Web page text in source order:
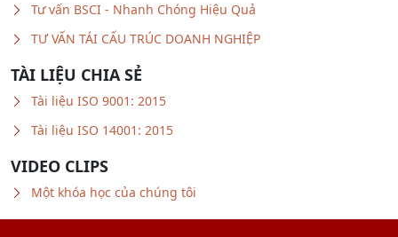
KHÓA HỌC LIÊN QUAN
Khóa học Kỹ năng Viết Email Chuyên nghiệp
Khóa học Kỹ Năng Xây dựng và Duy trì Mối Quan hệ